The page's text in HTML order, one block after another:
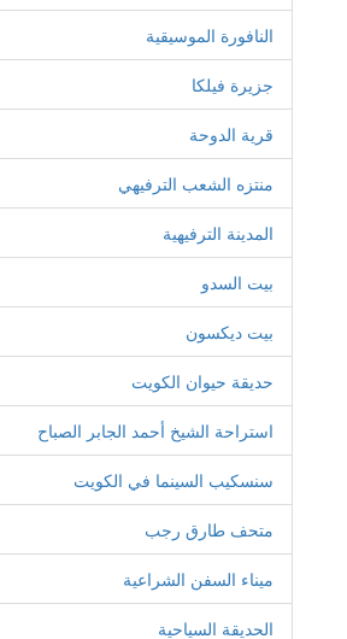
النافورة الموسيقية
جزيرة فيلكا
قرية الدوحة
منتزه الشعب الترفيهي
المدينة الترفيهية
بيت السدو
بيت ديكسون
حديقة حيوان الكويت
استراحة الشيخ أحمد الجابر الصباح
سنسكيب السينما في الكويت
متحف طارق رجب
ميناء السفن الشراعية
الحديقة السياحية